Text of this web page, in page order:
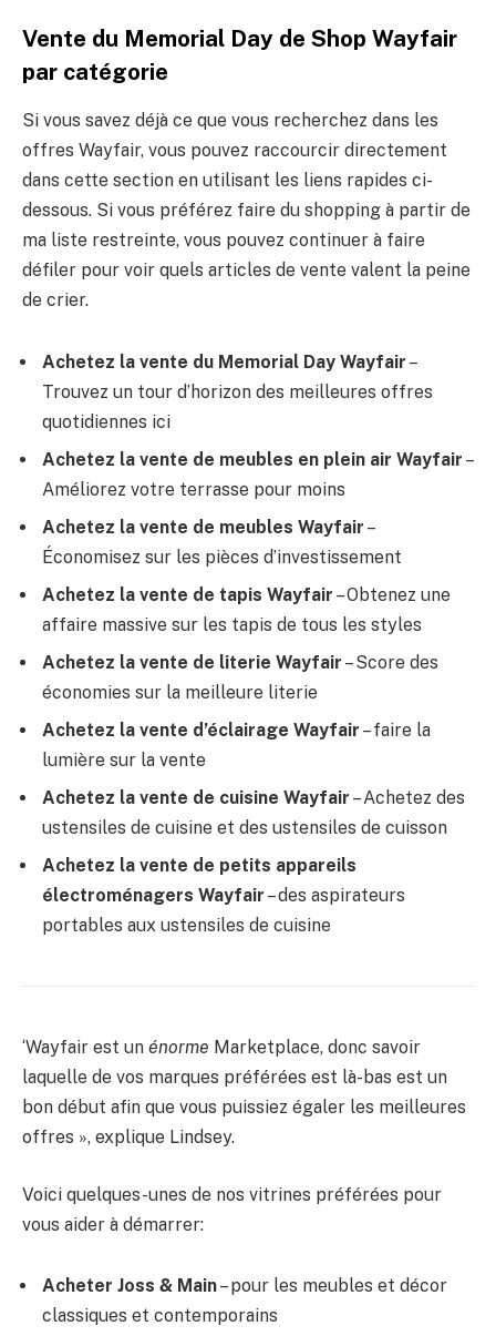
Vente du Memorial Day de Shop Wayfair
par catégorie
Si vous savez déjà ce que vous recherchez dans les
offres Wayfair, vous pouvez raccourcir directement
dans cette section en utilisant les liens rapides ci-
dessous. Si vous préférez faire du shopping à partir de
ma liste restreinte, vous pouvez continuer à faire
défiler pour voir quels articles de vente valent la peine
de crier.
Achetez la vente du Memorial Day Wayfair –
Trouvez un tour d’horizon des meilleures offres
quotidiennes ici
Achetez la vente de meubles en plein air Wayfair –
Améliorez votre terrasse pour moins
Achetez la vente de meubles Wayfair –
Économisez sur les pièces d’investissement
Achetez la vente de tapis Wayfair – Obtenez une
affaire massive sur les tapis de tous les styles
Achetez la vente de literie Wayfair – Score des
économies sur la meilleure literie
Achetez la vente d’éclairage Wayfair – faire la
lumière sur la vente
Achetez la vente de cuisine Wayfair – Achetez des
ustensiles de cuisine et des ustensiles de cuisson
Achetez la vente de petits appareils
électroménagers Wayfair – des aspirateurs
portables aux ustensiles de cuisine
‘Wayfair est un énorme Marketplace, donc savoir
laquelle de vos marques préférées est là-bas est un
bon début afin que vous puissiez égaler les meilleures
offres », explique Lindsey.
Voici quelques-unes de nos vitrines préférées pour
vous aider à démarrer:
Acheter Joss & Main– pour les meubles et décor
classiques et contemporains